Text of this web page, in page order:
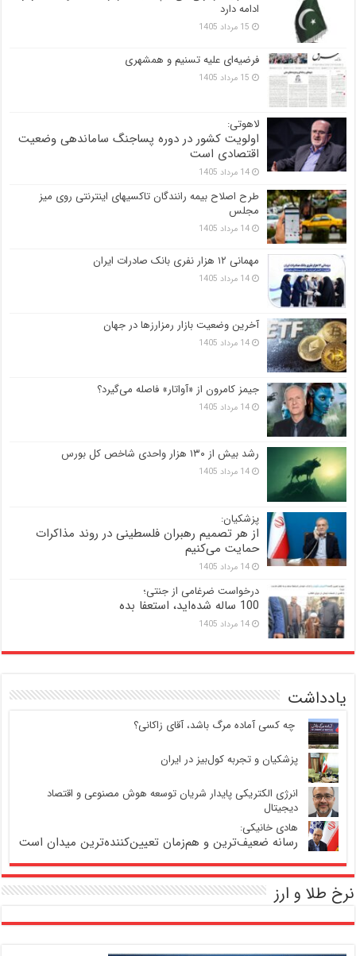
ادامه دارد
15 مرداد 1405
فرضیه‌ای علیه تسنیم و همشهری
15 مرداد 1405
لاهوتی:
اولویت کشور در دوره پساجنگ ساماندهی وضعیت
اقتصادی است
14 مرداد 1405
طرح اصلاح بیمه رانندگان تاکسیهای اینترنتی روی میز
مجلس
14 مرداد 1405
مهمانی ۱۲ هزار نفری بانک صادرات ایران
14 مرداد 1405
آخرین وضعیت بازار رمزارزها در جهان
14 مرداد 1405
جیمز کامرون از «آواتار» فاصله می‌گیرد؟
14 مرداد 1405
رشد بیش از ۱۳۰ هزار واحدی شاخص کل بورس
14 مرداد 1405
پزشکیان:
از هر تصمیم رهبران فلسطینی در روند مذاکرات
حمایت می‌کنیم
14 مرداد 1405
درخواست ضرغامی از جنتی؛
100 ساله شده‌اید، استعفا بده
14 مرداد 1405
یادداشت
‍ چه کسی آماده مرگ باشد، آقای زاکانی؟
پزشکیان و تجربه کول‌بیز در ایران
انرژی الکتریکی پایدار شریان توسعه هوش مصنوعی و اقتصاد
دیجیتال
هادی خانیکی:
رسانه ضعیف‌ترین و هم‌زمان تعیین‌کننده‌ترین میدان است
نرخ طلا و ارز